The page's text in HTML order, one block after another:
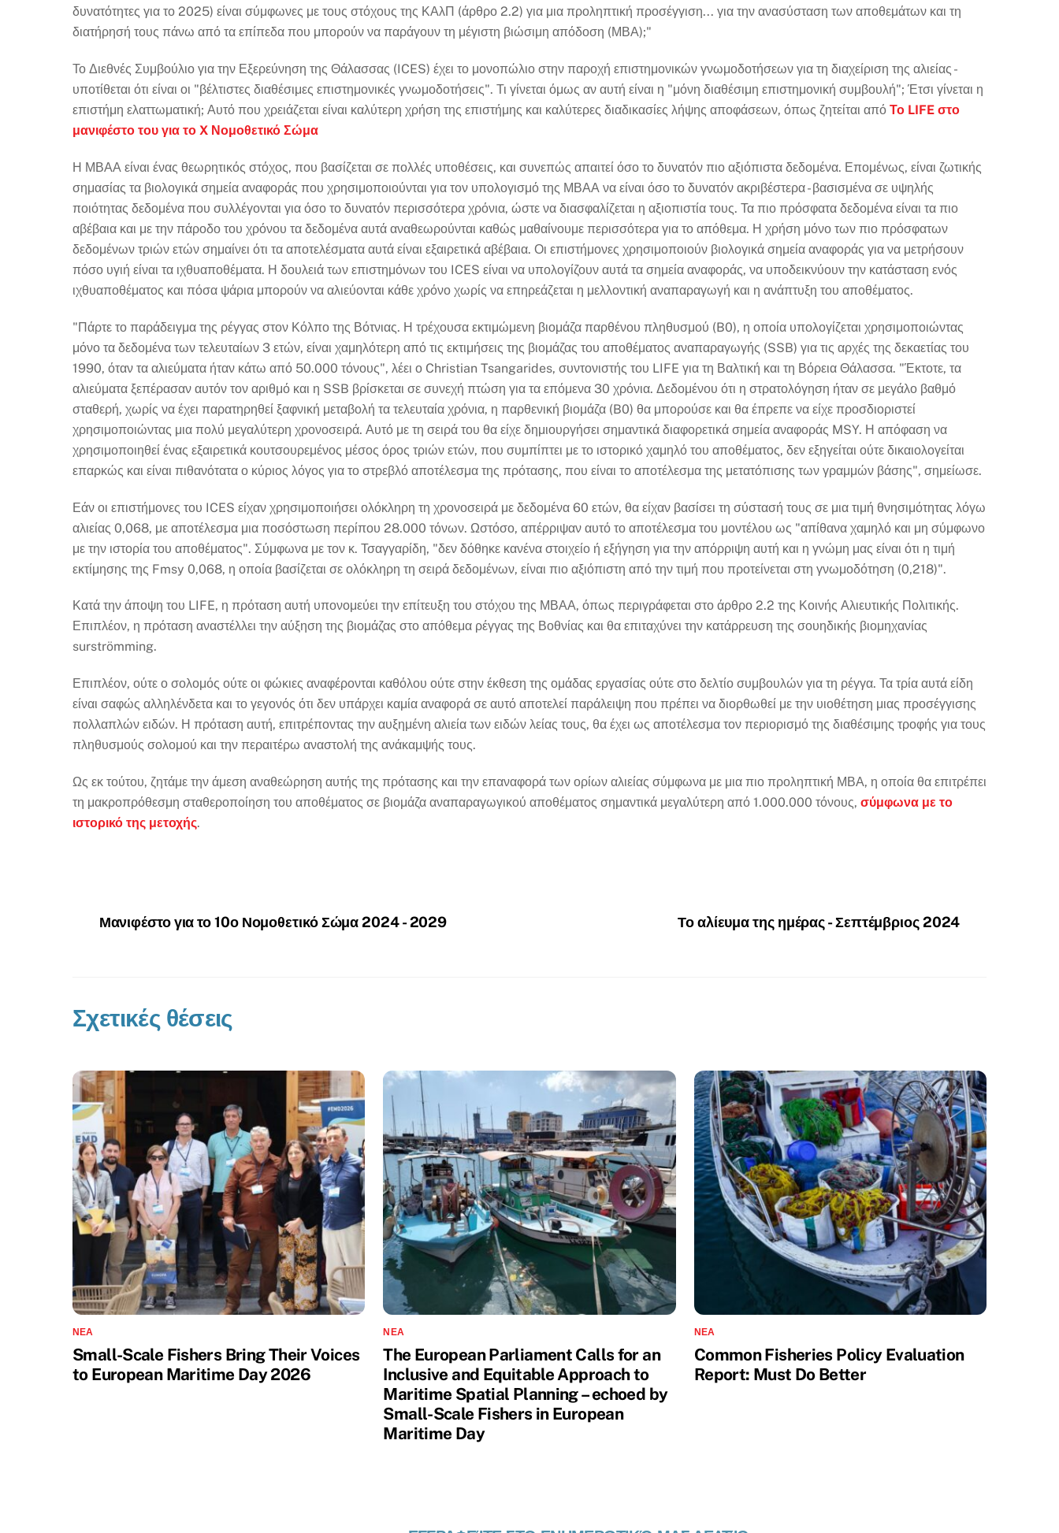
δυνατότητες για το 2025) είναι σύμφωνες με τους στόχους της ΚΑλΠ (άρθρο 2.2) για μια προληπτική προσέγγιση... για την ανασύσταση των αποθεμάτων και τη
διατήρησή τους πάνω από τα επίπεδα που μπορούν να παράγουν τη μέγιστη βιώσιμη απόδοση (ΜΒΑ);"
Το Διεθνές Συμβούλιο για την Εξερεύνηση της Θάλασσας (ICES) έχει το μονοπώλιο στην παροχή επιστημονικών γνωμοδοτήσεων για τη διαχείριση της αλιείας -
υποτίθεται ότι είναι οι "βέλτιστες διαθέσιμες επιστημονικές γνωμοδοτήσεις". Τι γίνεται όμως αν αυτή είναι η "μόνη διαθέσιμη επιστημονική συμβουλή"; Έτσι γίνεται η
επιστήμη ελαττωματική; Αυτό που χρειάζεται είναι καλύτερη χρήση της επιστήμης και καλύτερες διαδικασίες λήψης αποφάσεων, όπως ζητείται από Το LIFE στο
μανιφέστο του για το X Νομοθετικό Σώμα
Η ΜΒΑΑ είναι ένας θεωρητικός στόχος, που βασίζεται σε πολλές υποθέσεις, και συνεπώς απαιτεί όσο το δυνατόν πιο αξιόπιστα δεδομένα. Επομένως, είναι ζωτικής
σημασίας τα βιολογικά σημεία αναφοράς που χρησιμοποιούνται για τον υπολογισμό της ΜΒΑΑ να είναι όσο το δυνατόν ακριβέστερα - βασισμένα σε υψηλής
ποιότητας δεδομένα που συλλέγονται για όσο το δυνατόν περισσότερα χρόνια, ώστε να διασφαλίζεται η αξιοπιστία τους. Τα πιο πρόσφατα δεδομένα είναι τα πιο
αβέβαια και με την πάροδο του χρόνου τα δεδομένα αυτά αναθεωρούνται καθώς μαθαίνουμε περισσότερα για το απόθεμα. Η χρήση μόνο των πιο πρόσφατων
δεδομένων τριών ετών σημαίνει ότι τα αποτελέσματα αυτά είναι εξαιρετικά αβέβαια. Οι επιστήμονες χρησιμοποιούν βιολογικά σημεία αναφοράς για να μετρήσουν
πόσο υγιή είναι τα ιχθυαποθέματα. Η δουλειά των επιστημόνων του ICES είναι να υπολογίζουν αυτά τα σημεία αναφοράς, να υποδεικνύουν την κατάσταση ενός
ιχθυαποθέματος και πόσα ψάρια μπορούν να αλιεύονται κάθε χρόνο χωρίς να επηρεάζεται η μελλοντική αναπαραγωγή και η ανάπτυξη του αποθέματος.
"Πάρτε το παράδειγμα της ρέγγας στον Κόλπο της Βότνιας. Η τρέχουσα εκτιμώμενη βιομάζα παρθένου πληθυσμού (B0), η οποία υπολογίζεται χρησιμοποιώντας
μόνο τα δεδομένα των τελευταίων 3 ετών, είναι χαμηλότερη από τις εκτιμήσεις της βιομάζας του αποθέματος αναπαραγωγής (SSB) για τις αρχές της δεκαετίας του
1990, όταν τα αλιεύματα ήταν κάτω από 50.000 τόνους", λέει ο Christian Tsangarides, συντονιστής του LIFE για τη Βαλτική και τη Βόρεια Θάλασσα. "Έκτοτε, τα
αλιεύματα ξεπέρασαν αυτόν τον αριθμό και η SSB βρίσκεται σε συνεχή πτώση για τα επόμενα 30 χρόνια. Δεδομένου ότι η στρατολόγηση ήταν σε μεγάλο βαθμό
σταθερή, χωρίς να έχει παρατηρηθεί ξαφνική μεταβολή τα τελευταία χρόνια, η παρθενική βιομάζα (B0) θα μπορούσε και θα έπρεπε να είχε προσδιοριστεί
χρησιμοποιώντας μια πολύ μεγαλύτερη χρονοσειρά. Αυτό με τη σειρά του θα είχε δημιουργήσει σημαντικά διαφορετικά σημεία αναφοράς MSY. Η απόφαση να
χρησιμοποιηθεί ένας εξαιρετικά κουτσουρεμένος μέσος όρος τριών ετών, που συμπίπτει με το ιστορικό χαμηλό του αποθέματος, δεν εξηγείται ούτε δικαιολογείται
επαρκώς και είναι πιθανότατα ο κύριος λόγος για το στρεβλό αποτέλεσμα της πρότασης, που είναι το αποτέλεσμα της μετατόπισης των γραμμών βάσης", σημείωσε.
Εάν οι επιστήμονες του ICES είχαν χρησιμοποιήσει ολόκληρη τη χρονοσειρά με δεδομένα 60 ετών, θα είχαν βασίσει τη σύστασή τους σε μια τιμή θνησιμότητας λόγω
αλιείας 0,068, με αποτέλεσμα μια ποσόστωση περίπου 28.000 τόνων. Ωστόσο, απέρριψαν αυτό το αποτέλεσμα του μοντέλου ως "απίθανα χαμηλό και μη σύμφωνο
με την ιστορία του αποθέματος". Σύμφωνα με τον κ. Τσαγγαρίδη, "δεν δόθηκε κανένα στοιχείο ή εξήγηση για την απόρριψη αυτή και η γνώμη μας είναι ότι η τιμή
εκτίμησης της Fmsy 0,068, η οποία βασίζεται σε ολόκληρη τη σειρά δεδομένων, είναι πιο αξιόπιστη από την τιμή που προτείνεται στη γνωμοδότηση (0,218)".
Κατά την άποψη του LIFE, η πρόταση αυτή υπονομεύει την επίτευξη του στόχου της ΜΒΑΑ, όπως περιγράφεται στο άρθρο 2.2 της Κοινής Αλιευτικής Πολιτικής.
Επιπλέον, η πρόταση αναστέλλει την αύξηση της βιομάζας στο απόθεμα ρέγγας της Βοθνίας και θα επιταχύνει την κατάρρευση της σουηδικής βιομηχανίας
surströmming.
Επιπλέον, ούτε ο σολομός ούτε οι φώκιες αναφέρονται καθόλου ούτε στην έκθεση της ομάδας εργασίας ούτε στο δελτίο συμβουλών για τη ρέγγα. Τα τρία αυτά είδη
είναι σαφώς αλληλένδετα και το γεγονός ότι δεν υπάρχει καμία αναφορά σε αυτό αποτελεί παράλειψη που πρέπει να διορθωθεί με την υιοθέτηση μιας προσέγγισης
πολλαπλών ειδών. Η πρόταση αυτή, επιτρέποντας την αυξημένη αλιεία των ειδών λείας τους, θα έχει ως αποτέλεσμα τον περιορισμό της διαθέσιμης τροφής για τους
πληθυσμούς σολομού και την περαιτέρω αναστολή της ανάκαμψής τους.
Ως εκ τούτου, ζητάμε την άμεση αναθεώρηση αυτής της πρότασης και την επαναφορά των ορίων αλιείας σύμφωνα με μια πιο προληπτική ΜΒΑ, η οποία θα επιτρέπει
τη μακροπρόθεσμη σταθεροποίηση του αποθέματος σε βιομάζα αναπαραγωγικού αποθέματος σημαντικά μεγαλύτερη από 1.000.000 τόνους, σύμφωνα με το
ιστορικό της μετοχής.
Μανιφέστο για το 10ο Νομοθετικό Σώμα 2024 - 2029 Το αλίευμα της ημέρας - Σεπτέμβριος 2024
Σχετικές θέσεις
ΝΈΑ
Small-Scale Fishers Bring Their Voices
to European Maritime Day 2026
ΝΈΑ
The European Parliament Calls for an
Inclusive and Equitable Approach to
Maritime Spatial Planning – echoed by
Small-Scale Fishers in European
Maritime Day
ΝΈΑ
Common Fisheries Policy Evaluation
Report: Must Do Better